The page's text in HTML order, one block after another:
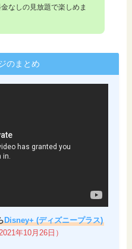
なしの見放題で楽しめま
のまとめ
Disney+ (ディズニープラス)
年10月26日）